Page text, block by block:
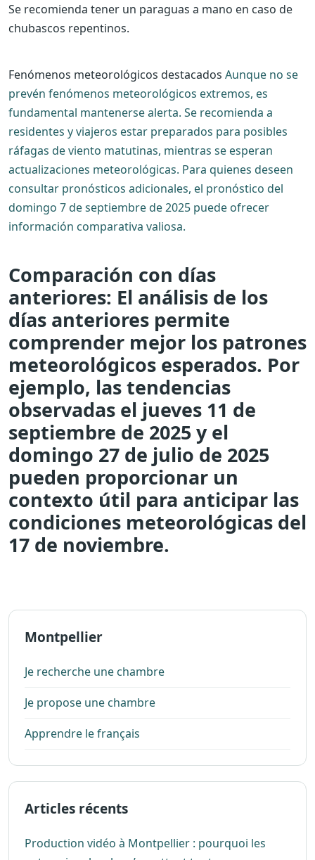
Se recomienda tener un paraguas a mano en caso de
chubascos repentinos.
Fenómenos meteorológicos destacados Aunque no se
prevén fenómenos meteorológicos extremos, es
fundamental mantenerse alerta. Se recomienda a
residentes y viajeros estar preparados para posibles
ráfagas de viento matutinas, mientras se esperan
actualizaciones meteorológicas. Para quienes deseen
consultar pronósticos adicionales, el pronóstico del
domingo 7 de septiembre de 2025 puede ofrecer
información comparativa valiosa.
Comparación con días
anteriores: El análisis de los
días anteriores permite
comprender mejor los patrones
meteorológicos esperados. Por
ejemplo, las tendencias
observadas el jueves 11 de
septiembre de 2025 y el
domingo 27 de julio de 2025
pueden proporcionar un
contexto útil para anticipar las
condiciones meteorológicas del
17 de noviembre.
Montpellier
Je recherche une chambre
Je propose une chambre
Apprendre le français
Articles récents
Production vidéo à Montpellier : pourquoi les